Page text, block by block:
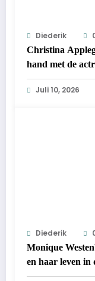
Diederik
Christina
hand met de
Juli 10, 2026
Diederik
Monique
en haar leven in